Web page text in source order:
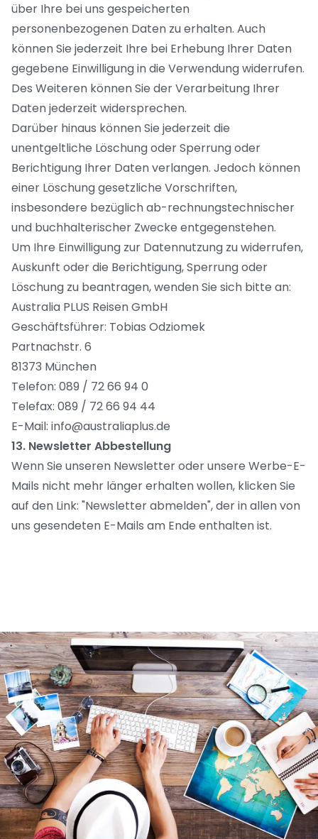
über Ihre bei uns gespeicherten
personenbezogenen Daten zu erhalten. Auch
können Sie jederzeit Ihre bei Erhebung Ihrer Daten
gegebene Einwilligung in die Verwendung widerrufen.
Des Weiteren können Sie der Verarbeitung Ihrer
Daten jederzeit widersprechen.
Darüber hinaus können Sie jederzeit die
unentgeltliche Löschung oder Sperrung oder
Berichtigung Ihrer Daten verlangen. Jedoch können
einer Löschung gesetzliche Vorschriften,
insbesondere bezüglich ab-rechnungstechnischer
und buchhalterischer Zwecke entgegenstehen.
Um Ihre Einwilligung zur Datennutzung zu widerrufen,
Auskunft oder die Berichtigung, Sperrung oder
Löschung zu beantragen, wenden Sie sich bitte an:
Australia PLUS Reisen GmbH
Geschäftsführer: Tobias Odziomek
Partnachstr. 6
81373 München
Telefon: 089 / 72 66 94 0
Telefax: 089 / 72 66 94 44
E-Mail: info@australiaplus.de
13. Newsletter Abbestellung
Wenn Sie unseren Newsletter oder unsere Werbe-E-
Mails nicht mehr länger erhalten wollen, klicken Sie
auf den Link: "Newsletter abmelden", der in allen von
uns gesendeten E-Mails am Ende enthalten ist.